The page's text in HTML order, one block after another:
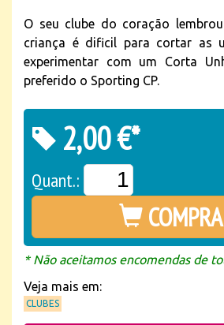
O seu clube do coração
criança é dificil para cortar as
experimentar com um Corta
preferido o Sporting CP.
2,00 €*
Quant.:
* Não aceitamos encomendas de
Veja mais em:
CLUBES